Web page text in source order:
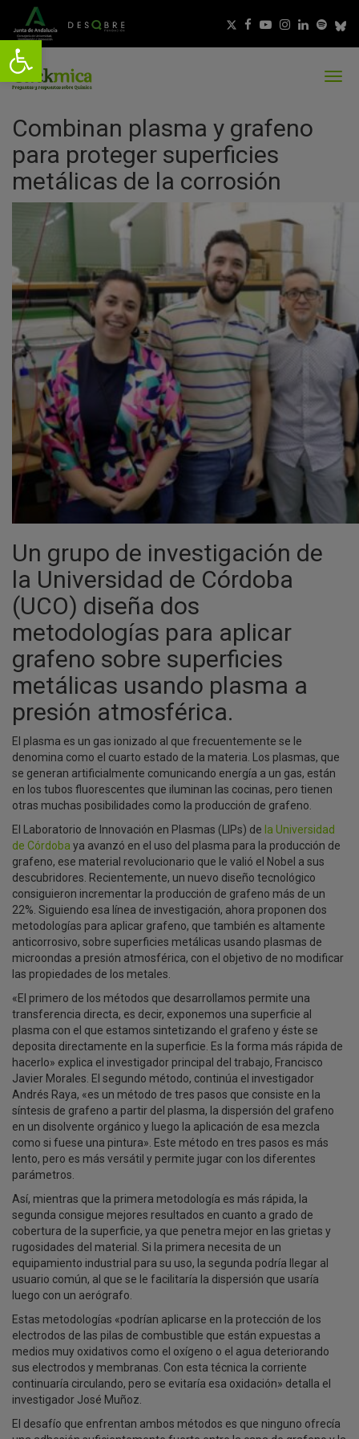
Combinan plasma y grafeno
para proteger superficies
metálicas de la corrosión
Un grupo de investigación de
la Universidad de Córdoba
(UCO) diseña dos
metodologías para aplicar
grafeno sobre superficies
metálicas usando plasma a
presión atmosférica.
El plasma es un gas ionizado al que frecuentemente se le
denomina como el cuarto estado de la materia. Los plasmas, que
se generan artificialmente comunicando energía a un gas, están
en los tubos fluorescentes que iluminan las cocinas, pero tienen
otras muchas posibilidades como la producción de grafeno.
El Laboratorio de Innovación en Plasmas (LIPs) de la Universidad
de Córdoba ya avanzó en el uso del plasma para la producción de
grafeno, ese material revolucionario que le valió el Nobel a sus
descubridores. Recientemente, un nuevo diseño tecnológico
consiguieron incrementar la producción de grafeno más de un
22%. Siguiendo esa línea de investigación, ahora proponen dos
metodologías para aplicar grafeno, que también es altamente
anticorrosivo, sobre superficies metálicas usando plasmas de
microondas a presión atmosférica, con el objetivo de no modificar
las propiedades de los metales.
«El primero de los métodos que desarrollamos permite una
transferencia directa, es decir, exponemos una superficie al
plasma con el que estamos sintetizando el grafeno y éste se
deposita directamente en la superficie. Es la forma más rápida de
hacerlo» explica el investigador principal del trabajo, Francisco
Javier Morales. El segundo método, continúa el investigador
Andrés Raya, «es un método de tres pasos que consiste en la
síntesis de grafeno a partir del plasma, la dispersión del grafeno
en un disolvente orgánico y luego la aplicación de esa mezcla
como si fuese una pintura». Este método en tres pasos es más
lento, pero es más versátil y permite jugar con los diferentes
parámetros.
Así, mientras que la primera metodología es más rápida, la
segunda consigue mejores resultados en cuanto a grado de
cobertura de la superficie, ya que penetra mejor en las grietas y
rugosidades del material. Si la primera necesita de un
equipamiento industrial para su uso, la segunda podría llegar al
usuario común, al que se le facilitaría la dispersión que usaría
luego con un aerógrafo.
Estas metodologías «podrían aplicarse en la protección de los
electrodos de las pilas de combustible que están expuestas a
medios muy oxidativos como el oxígeno o el agua deteriorando
sus electrodos y membranas. Con esta técnica la corriente
continuaría circulando, pero se evitaría esa oxidación» detalla el
investigador José Muñoz.
El desafío que enfrentan ambos métodos es que ninguno ofrecía